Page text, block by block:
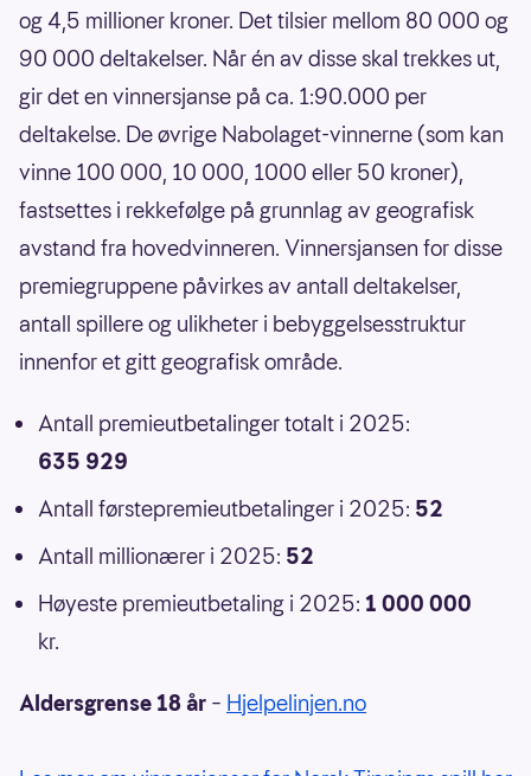
og 4,5 millioner kroner. Det tilsier mellom 80 000 og
90 000 deltakelser. Når én av disse skal trekkes ut,
gir det en vinnersjanse på ca. 1:90.000 per
deltakelse. De øvrige Nabolaget-vinnerne (som kan
vinne 100 000, 10 000, 1000 eller 50 kroner),
fastsettes i rekkefølge på grunnlag av geografisk
avstand fra hovedvinneren. Vinnersjansen for disse
premiegruppene påvirkes av antall deltakelser,
antall spillere og ulikheter i bebyggelsesstruktur
innenfor et gitt geografisk område.
Antall premieutbetalinger totalt i 2025:
635 929
Antall førstepremieutbetalinger i 2025: 52
Antall millionærer i 2025: 52
Høyeste premieutbetaling i 2025: 1 000 000
kr.
Aldersgrense 18 år – Hjelpelinjen.no